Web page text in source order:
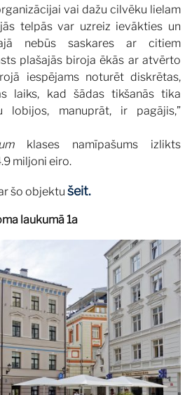
vai dažu cilvēku lielam
telpās var uzreiz ievākties un
nebūs saskares ar citiem
plašajās biroja ēkās ar atvērto
iespējams noturēt diskrētas,
laiks, kad šādas tikšanās tika
lobijos, manuprāt, ir pagājis,”
klases namīpašums izlikts
miljoni eiro.
šo objektu šeit.
laukumā 1a